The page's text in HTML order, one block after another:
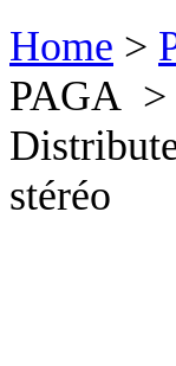
Home >
PAGA >
stéréo